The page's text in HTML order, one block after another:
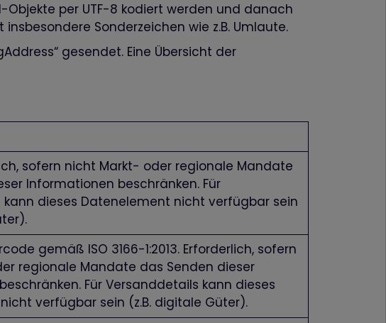
per UTF-8 kodiert werden und danach
Sonderzeichen wie z.B. Umlaute.
gesendet. Eine Übersicht der
sofern nicht Markt- oder regionale Mandate
Informationen beschränken. Für
dieses Datenelement nicht verfügbar sein
gemäß ISO 3166-1:2013. Erforderlich, sofern
regionale Mandate das Senden dieser
Für Versanddetails kann dieses
verfügbar sein (z.B. digitale Güter).